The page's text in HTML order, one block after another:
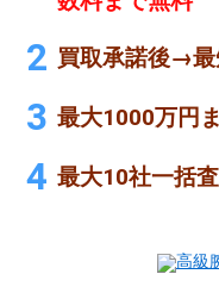
買取承諾後→
最大1000万円
最大10社一括
高級